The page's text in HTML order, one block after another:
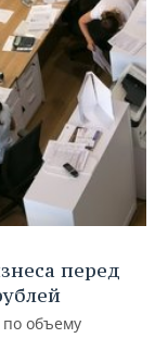
перед
по объему